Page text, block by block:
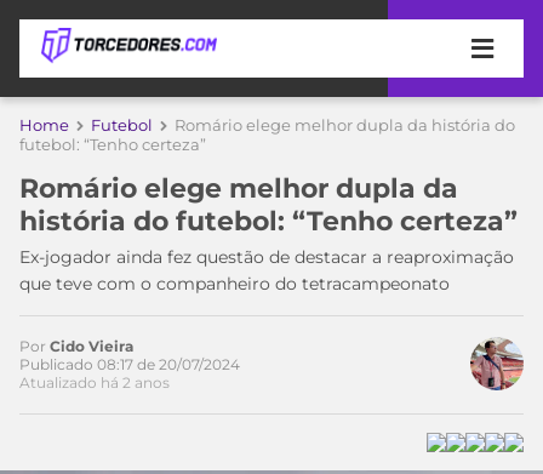
APOSTAS
DE
APOSTA
MELHORES
SITES
DE
APOSTAS
2026
COPA
DO
MUNDO
TIMES
MEU
CAMPEONATOS
Home Futebol
Romário elege melhor dupla da história do
futebol: “Tenho certeza”
Romário elege melhor dupla da
história do futebol: “Tenho certeza”
Ex-jogador ainda fez questão de destacar a reaproximação
que teve com o companheiro do tetracampeonato
Por Cido Vieira
Publicado 08:17 de 20/07/2024
Atualizado há 2 anos